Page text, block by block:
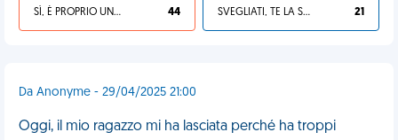
SÌ, È PROPRIO UNA VDM! 44 SVEGLIATI, TE LA SEI CERCATA! 21
Da Anonyme - 29/04/2025 21:00
Oggi, il mio ragazzo mi ha lasciata perché ha troppi